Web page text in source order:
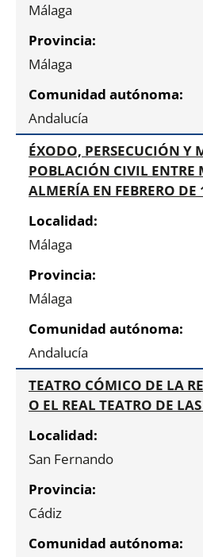
Málaga
Málaga
Andalucía
ÉXODO, PERSECUCIÓN Y
POBLACIÓN CIVIL ENTRE
ALMERÍA EN FEBRERO DE
Málaga
Málaga
Andalucía
TEATRO CÓMICO DE LA
O EL REAL TEATRO DE
San Fernando
Cádiz